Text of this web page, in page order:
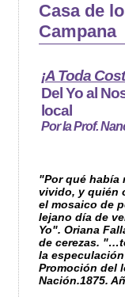
Casa de
Campana
¡A Toda
Del Yo al
local
Por la Prof.
"Por qué había
vivido, y quién
el mosaico de
lejano día de
Yo". Oriana
de cerezas.
la
Promoción del
Nación.1875.